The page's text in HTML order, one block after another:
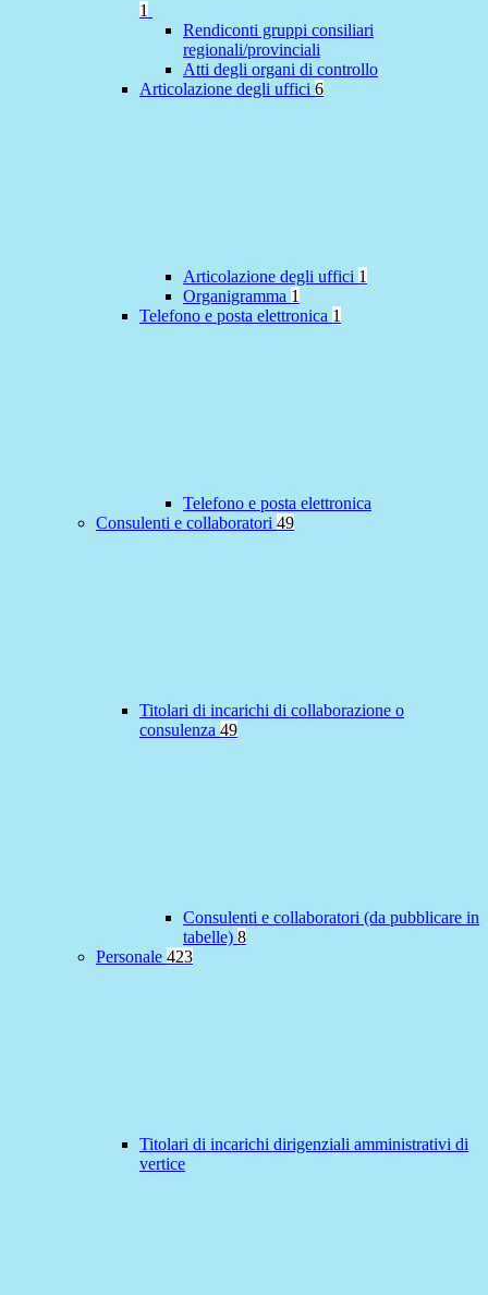
1
Rendiconti gruppi consiliari
regionali/provinciali
Atti degli organi di controllo
Articolazione degli uffici 6
Articolazione degli uffici 1
Organigramma 1
Telefono e posta elettronica 1
Telefono e posta elettronica
Consulenti e collaboratori 49
Titolari di incarichi di collaborazione o
consulenza 49
Consulenti e collaboratori (da pubblicare in
tabelle) 8
Personale 423
Titolari di incarichi dirigenziali amministrativi di
vertice